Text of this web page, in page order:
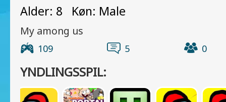
Alder: 8 Køn: Male
My among us
109 5 0
YNDLINGSSPIL: